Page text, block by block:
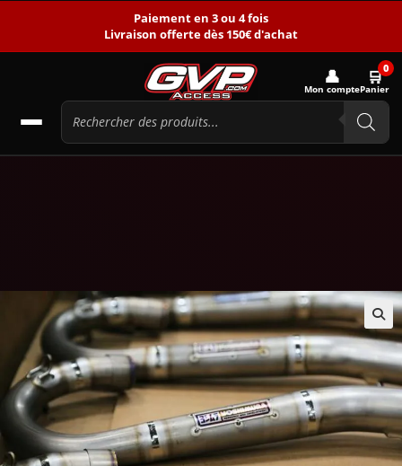
Paiement en 3 ou 4 fois
Livraison offerte dès 150€ d'achat
👤
Mon compte
🛒0
Panier
🔍